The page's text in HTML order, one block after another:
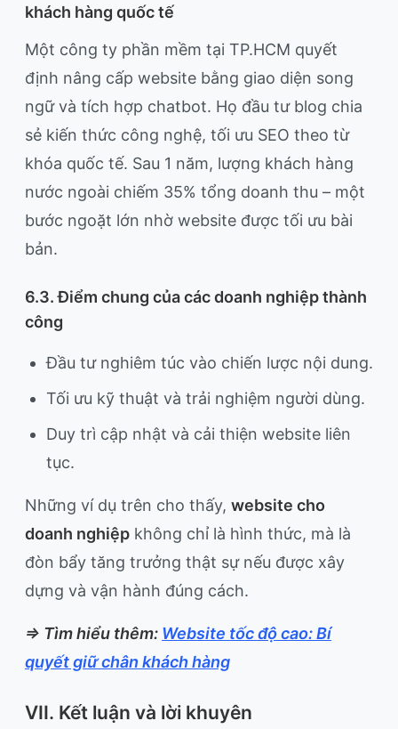
khách hàng quốc tế
Một công ty phần mềm tại TP.HCM quyết
định nâng cấp website bằng giao diện song
ngữ và tích hợp chatbot. Họ đầu tư blog chia
sẻ kiến thức công nghệ, tối ưu SEO theo từ
khóa quốc tế. Sau 1 năm, lượng khách hàng
nước ngoài chiếm 35% tổng doanh thu – một
bước ngoặt lớn nhờ website được tối ưu bài
bản.
6.3. Điểm chung của các doanh nghiệp thành
công
Đầu tư nghiêm túc vào chiến lược nội dung.
Tối ưu kỹ thuật và trải nghiệm người dùng.
Duy trì cập nhật và cải thiện website liên
tục.
Những ví dụ trên cho thấy, website cho
doanh nghiệp không chỉ là hình thức, mà là
đòn bẩy tăng trưởng thật sự nếu được xây
dựng và vận hành đúng cách.
=> Tìm hiểu thêm: Website tốc độ cao: Bí
quyết giữ chân khách hàng
VII. Kết luận và lời khuyên